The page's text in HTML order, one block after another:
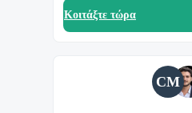
Κοιτάξτε τώρα
CM